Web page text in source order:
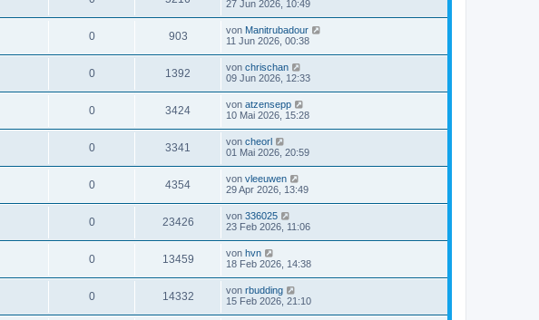
27 Jun 2026, 10:49
0 903 von Manitrubadour
11 Jun 2026, 00:38
0 1392 von chrischan
09 Jun 2026, 12:33
0 3424 von atzensepp
10 Mai 2026, 15:28
0 3341 von cheorl
01 Mai 2026, 20:59
0 4354 von vleeuwen
29 Apr 2026, 13:49
0 23426 von 336025
23 Feb 2026, 11:06
0 13459 von hvn
18 Feb 2026, 14:38
0 14332 von rbudding
15 Feb 2026, 21:10